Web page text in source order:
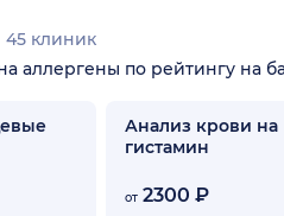
45 клиник
аллергены по рейтингу на
Анализ крови на
гистамин
от2300 ₽